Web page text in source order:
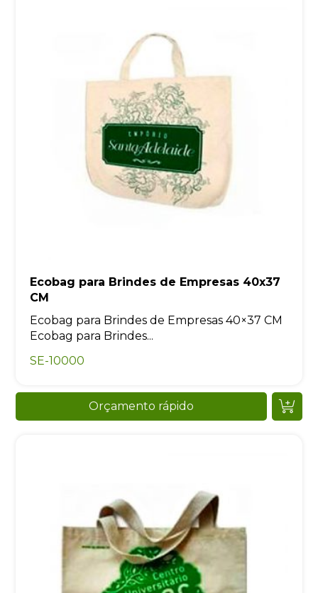
Ecobag para Brindes de Empresas 40x37
CM
Ecobag para Brindes de Empresas 40×37 CM
Ecobag para Brindes...
SE-10000
Orçamento rápido